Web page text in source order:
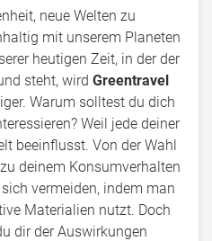
neue Welten zu
mit unserem Planeten
heutigen Zeit, in der der
steht, wird Greentravel
Warum solltest du dich
Weil jede deiner
beeinflusst. Von der Wahl
deinem Konsumverhalten
vermeiden, indem man
Materialien nutzt. Doch
dir der Auswirkungen